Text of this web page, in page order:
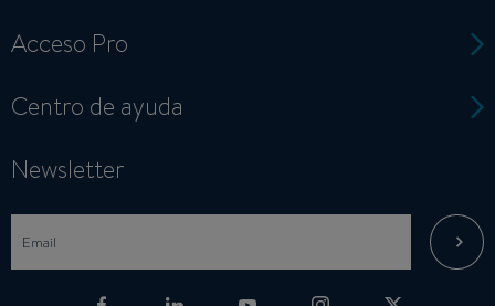
Acceso Pro
Centro de ayuda
Newsletter